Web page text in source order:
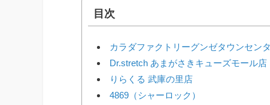
目次
カラダファクトリーグンゼタウンセン
Dr.stretch あまがさきキューズモール店
りらくる 武庫の里店
4869（シャーロック）